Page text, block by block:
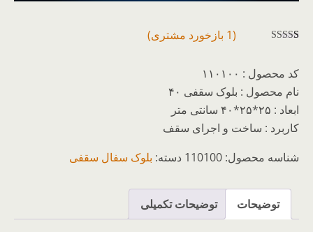
در
امتیازدهی
مشتری
(
1 بازخورد مشتری)
کد محصول : ۱۱۰۱۰۰
نام محصول : بلوک سقفی ۴۰
ابعاد : ۲۵*۲۵*۴۰ سانتی متر
کاربرد : ساخت و اجرای سقف
شناسه محصول: 110100 دسته: بلوک سفال سقفی
توضیحات توضیحات تکمیلی